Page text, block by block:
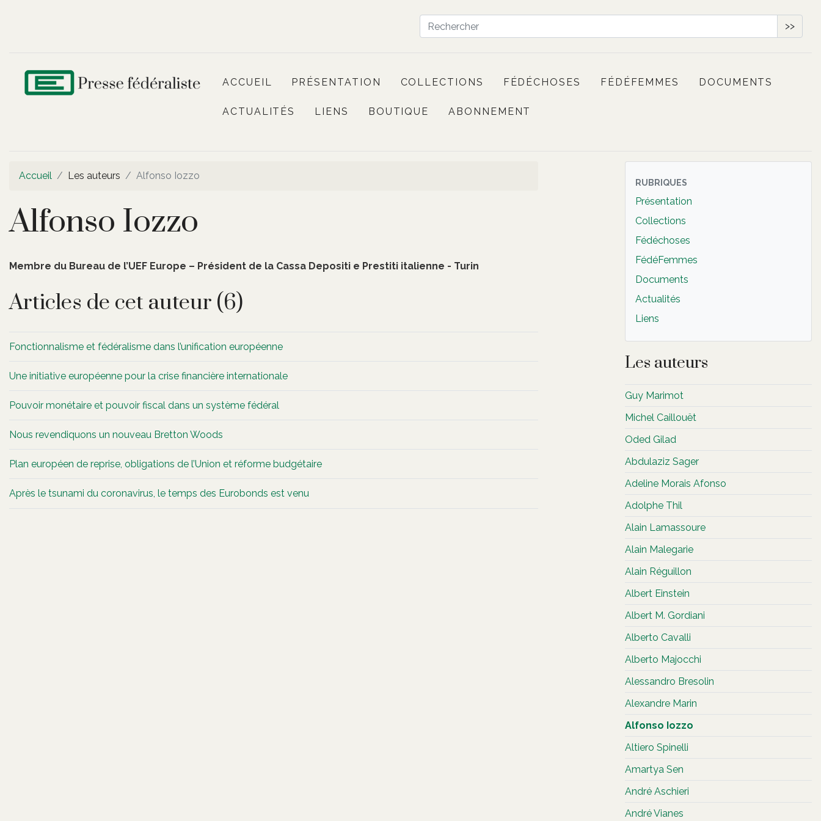
>>
ACCUEIL PRÉSENTATION COLLECTIONS FÉDÉCHOSES FÉDÉFEMMES DOCUMENTS
ACTUALITÉS LIENS BOUTIQUE ABONNEMENT
Accueil Les auteurs Alfonso Iozzo
Alfonso Iozzo
Membre du Bureau de l’UEF Europe – Président de la Cassa Depositi e Prestiti italienne - Turin
Articles de cet auteur (6)
Fonctionnalisme et fédéralisme dans l’unification européenne
Une initiative européenne pour la crise financière internationale
Pouvoir monétaire et pouvoir fiscal dans un système fédéral
Nous revendiquons un nouveau Bretton Woods
Plan européen de reprise, obligations de l’Union et réforme budgétaire
Après le tsunami du coronavirus, le temps des Eurobonds est venu
RUBRIQUES
Présentation
Collections
Fédéchoses
FédéFemmes
Documents
Actualités
Liens
Les auteurs
Guy Marimot
Michel Caillouët
Oded Gilad
Abdulaziz Sager
Adeline Morais Afonso
Adolphe Thil
Alain Lamassoure
Alain Malegarie
Alain Réguillon
Albert Einstein
Albert M. Gordiani
Alberto Cavalli
Alberto Majocchi
Alessandro Bresolin
Alexandre Marin
Alfonso Iozzo
Altiero Spinelli
Amartya Sen
André Aschieri
André Vianes